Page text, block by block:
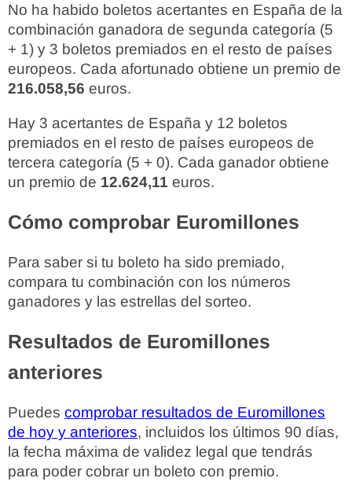
No ha habido boletos acertantes en España de la
combinación ganadora de segunda categoría (5
+ 1) y 3 boletos premiados en el resto de países
europeos. Cada afortunado obtiene un premio de
216.058,56 euros.
Hay 3 acertantes de España y 12 boletos
premiados en el resto de países europeos de
tercera categoría (5 + 0). Cada ganador obtiene
un premio de 12.624,11 euros.
Cómo comprobar Euromillones
Para saber si tu boleto ha sido premiado,
compara tu combinación con los números
ganadores y las estrellas del sorteo.
Resultados de Euromillones
anteriores
Puedes comprobar resultados de Euromillones
de hoy y anteriores, incluidos los últimos 90 días,
la fecha máxima de validez legal que tendrás
para poder cobrar un boleto con premio.